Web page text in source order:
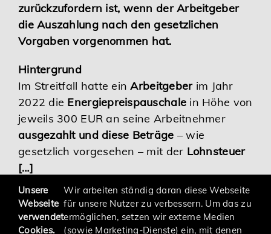
Services
zurückzufordern ist, wenn der Arbeitgeber
die Auszahlung nach den gesetzlichen
Vorgaben vorgenommen hat.
Hintergrund
Im Streitfall hatte einArbeitgeber im Jahr
2022 die Energiepreispauschale in Höhe von
jeweils 300 EUR an seine Arbeitnehmer
ausgezahlt und diese Beträge – wie
gesetzlich vorgesehen – mit der Lohnsteuer
[…]
Unsere
Webseite
verwendet
Cookies.
Wir arbeiten ständig daran diese Webseite
für unsere Nutzer zu verbessern. Um das zu
ermöglichen, setzen wir externe Medien
(sowie Marketing-Dienste) ein, mit denen